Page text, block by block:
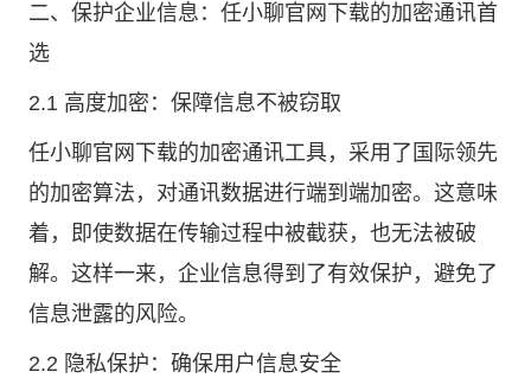
二、保护企业信息：任小聊官网下载的加密通讯首
选
2.1 高度加密：保障信息不被窃取
任小聊官网下载的加密通讯工具，采用了国际领先
的加密算法，对通讯数据进行端到端加密。这意味
着，即使数据在传输过程中被截获，也无法被破
解。这样一来，企业信息得到了有效保护，避免了
信息泄露的风险。
2.2 隐私保护：确保用户信息安全